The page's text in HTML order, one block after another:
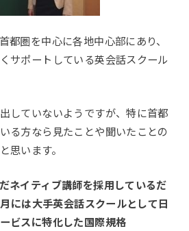
都圏を中心に各地中心部にあり、
サポートしている英会話スクール
していないようですが、特に首都
る方なら見たことや聞いたことの
思います。
ネイティブ講師を採用しているだ
には大手英会話スクールとして日
ビスに特化した国際規格